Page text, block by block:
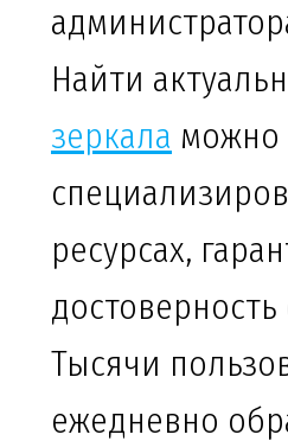
Найти
зеркала можно
ресурсах,
Тысячи
ежедневно